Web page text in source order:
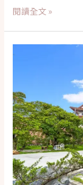
梯
【雨
能
嗎?!】
帶
你
來
室
內
閱讀全文 »